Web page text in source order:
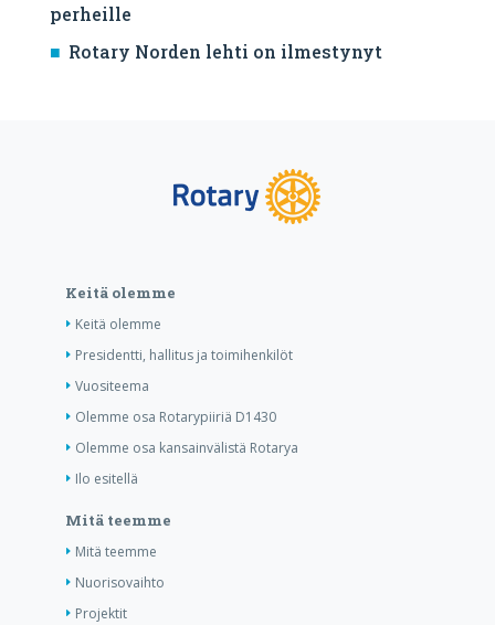
perheille
Rotary Norden lehti on ilmestynyt
Keitä olemme
Keitä olemme
Presidentti, hallitus ja toimihenkilöt
Vuositeema
Olemme osa Rotarypiiriä D1430
Olemme osa kansainvälistä Rotarya
Ilo esitellä
Mitä teemme
Mitä teemme
Nuorisovaihto
Projektit